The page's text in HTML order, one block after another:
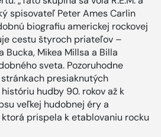
spisovateľ Peter Ames Carlin
biografiu americkej rockovej
cestu štyroch priateľov –
Bucka, Mikea Millsa a Billa
sveta. Pozoruhodne
presiaknutých
hudby 90. rokov až k
veľkej hudobnej éry a
prispela k etablovaniu rocku